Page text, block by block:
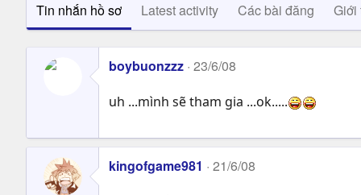
Tin nhắn hồ sơ Latest activity Các bài đăng Giới
boybuonzzz 23/6/08
uh ...mình sẽ tham gia ...ok.....
kingofgame981 21/6/08